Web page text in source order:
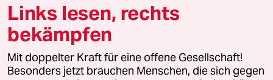
© 2026 taz Verlags und Vertriebs GmbH
Alle Rechte vorbehalten. Bei rechtlichen Fragen oder für Genehmigungen
wenden Sie sich bitte an
lizenzen@taz.de
Links lesen, rechts
bekämpfen
Mit doppelter Kraft für eine offene Gesellschaft!
Besonders jetzt brauchen Menschen, die sich gegen